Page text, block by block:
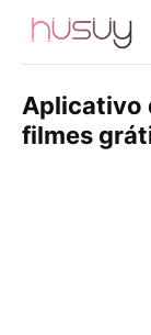
Aplicativo
filmes